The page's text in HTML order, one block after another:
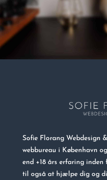
Sofie Florang Webdesign
webbureau i København
end +18 års erfaring
til også at hjælpe dig og